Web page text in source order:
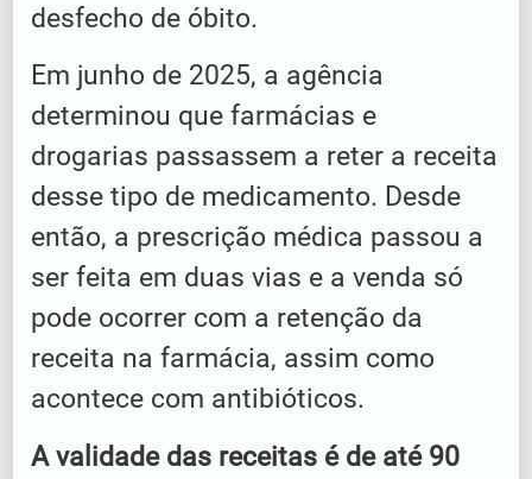
desfecho de óbito.
Em junho de 2025, a agência
determinou que farmácias e
drogarias passassem a reter a receita
desse tipo de medicamento. Desde
então, a prescrição médica passou a
ser feita em duas vias e a venda só
pode ocorrer com a retenção da
receita na farmácia, assim como
acontece com antibióticos.
A validade das receitas é de até 90